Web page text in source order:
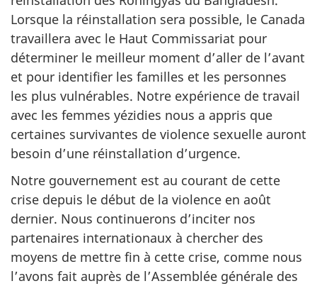
Lorsque la réinstallation sera possible, le Canada
travaillera avec le Haut Commissariat pour
déterminer le meilleur moment d’aller de l’avant
et pour identifier les familles et les personnes
les plus vulnérables. Notre expérience de travail
avec les femmes yézidies nous a appris que
certaines survivantes de violence sexuelle auront
besoin d’une réinstallation d’urgence.
Notre gouvernement est au courant de cette
crise depuis le début de la violence en août
dernier. Nous continuerons d’inciter nos
partenaires internationaux à chercher des
moyens de mettre fin à cette crise, comme nous
l’avons fait auprès de l’Assemblée générale des